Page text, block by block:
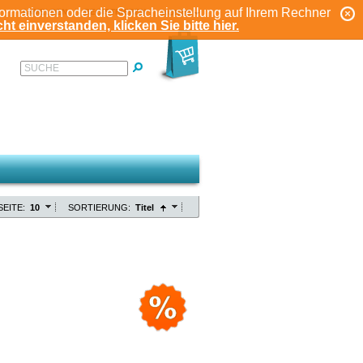
oder die Spracheinstellung auf Ihrem Rechner
einverstanden, klicken Sie bitte hier.
KONTO
ANMELDEN REGISTRIEREN
SUCHE
SORTIERUNG: Titel
10